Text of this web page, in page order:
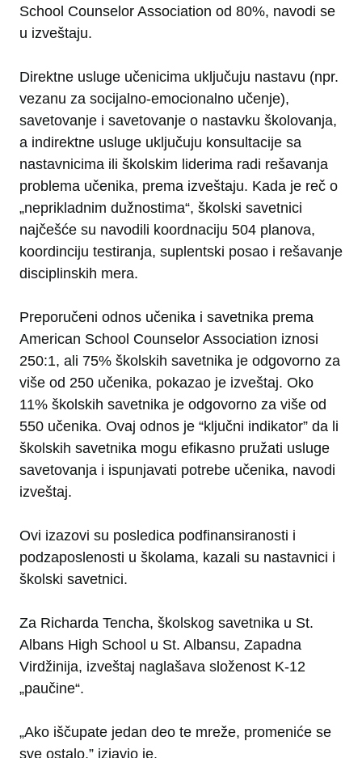
School Counselor Association od 80%, navodi se
u izveštaju.
Direktne usluge učenicima uključuju nastavu (npr.
vezanu za socijalno-emocionalno učenje),
savetovanje i savetovanje o nastavku školovanja,
a indirektne usluge uključuju konsultacije sa
nastavnicima ili školskim liderima radi rešavanja
problema učenika, prema izveštaju. Kada je reč o
„neprikladnim dužnostima“, školski savetnici
najčešće su navodili koordnaciju 504 planova,
koordinciju testiranja, suplentski posao i rešavanje
disciplinskih mera.
Preporučeni odnos učenika i savetnika prema
American School Counselor Association iznosi
250:1, ali 75% školskih savetnika je odgovorno za
više od 250 učenika, pokazao je izveštaj. Oko
11% školskih savetnika je odgovorno za više od
550 učenika. Ovaj odnos je “ključni indikator” da li
školskih savetnika mogu efikasno pružati usluge
savetovanja i ispunjavati potrebe učenika, navodi
izveštaj.
Ovi izazovi su posledica podfinansiranosti i
podzaposlenosti u školama, kazali su nastavnici i
školski savetnici.
Za Richarda Tencha, školskog savetnika u St.
Albans High School u St. Albansu, Zapadna
Virdžinija, izveštaj naglašava složenost K-12
„paučine“.
„Ako iščupate jedan deo te mreže, promeniće se
sve ostalo,” izjavio je.